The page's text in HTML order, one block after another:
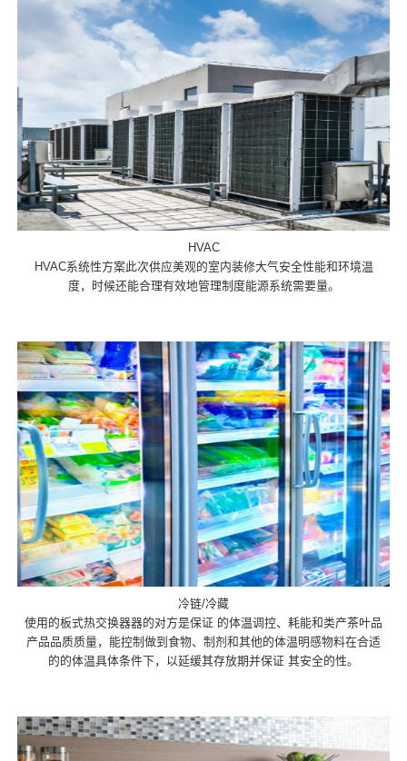
HVAC
HVAC系统性方案此次供应美观的室内装修大气安全性能和环境温
度，时候还能合理有效地管理制度能源系统需要量。
冷链/冷藏
使用的板式热交换器器的对方是保证 的体温调控、耗能和类产茶叶品
产品品质质量，能控制做到食物、制剂和其他的体温明感物料在合适
的的体温具体条件下，以延缓其存放期并保证 其安全的性。